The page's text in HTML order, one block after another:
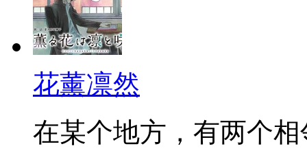
花薰凛然
在某个地方，有两个相